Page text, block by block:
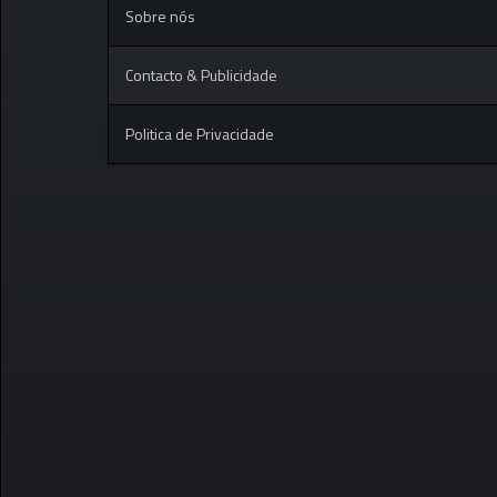
Sobre nós
Contacto & Publicidade
Politica de Privacidade